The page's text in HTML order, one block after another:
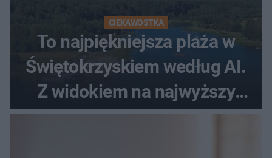
CIEKAWOSTKA
To najpiękniejsza plaża w
Świętokrzyskiem według AI.
Z widokiem na najwyższy
szczyt Gór Świętokrzyskich